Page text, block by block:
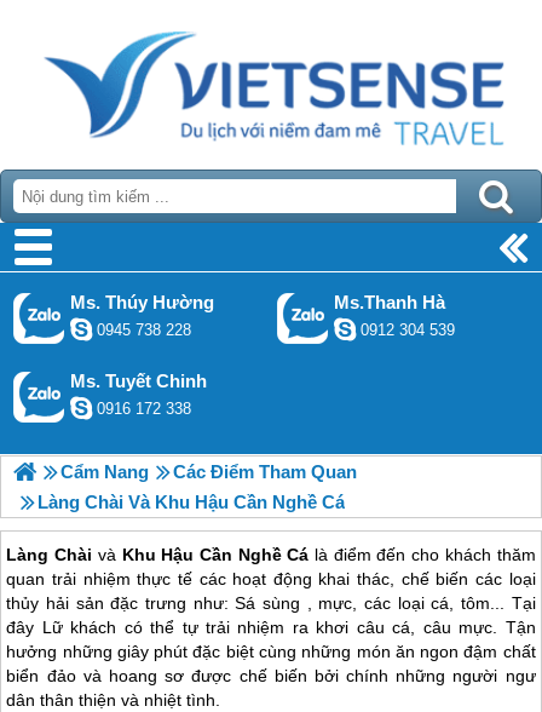
Ms. Thúy Hường
0945 738 228
Ms.Thanh Hà
0912 304 539
Ms. Tuyết Chinh
0916 172 338
Cẩm Nang
Các Điểm Tham Quan
Làng Chài Và Khu Hậu Cần Nghề Cá
Làng Chài và Khu Hậu Cần Nghề Cá là điểm đến cho khách thăm
quan trải nhiệm thực tế các hoạt động khai thác, chế biến các loại
thủy hải sản đặc trưng như: Sá sùng , mực, các loại cá, tôm... Tại
đây Lữ khách có thể tự trải nhiệm ra khơi câu cá, câu mực. Tận
hưởng những giây phút đặc biệt cùng những món ăn ngon đậm chất
biển đảo và hoang sơ được chế biến bởi chính những người ngư
dân thân thiện và nhiệt tình.